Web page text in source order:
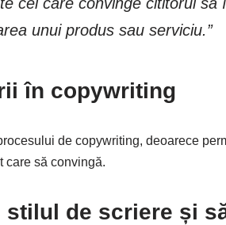
unui produs sau serviciu.”
în copywriting
de copywriting, deoarece
care să convingă.
stilul de scriere și